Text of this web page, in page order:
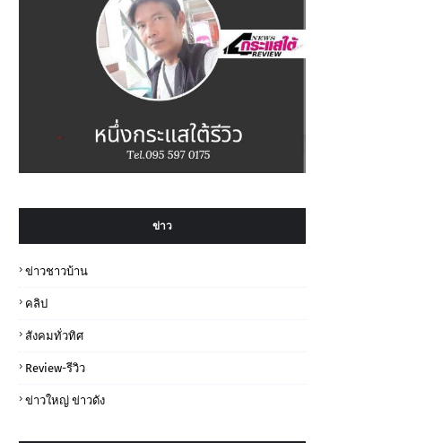
ข่าว
ข่าวชาวบ้าน
คลิป
สังคมทั่วทิศ
Review-รีวิว
ข่าวใหญ่ ข่าวดัง